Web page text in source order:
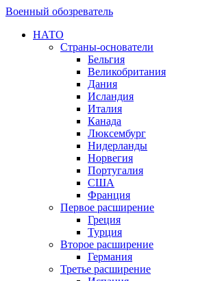
Военный обозреватель
НАТО
Страны-основатели
Бельгия
Великобритания
Дания
Исландия
Италия
Канада
Люксембург
Нидерланды
Норвегия
Португалия
США
Франция
Первое расширение
Греция
Турция
Второе расширение
Германия
Третье расширение